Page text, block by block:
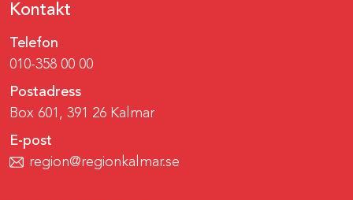
Kontakt
Telefon
010-358 00 00
Postadress
Box 601, 391 26 Kalmar
E-post
region@regionkalmar.se